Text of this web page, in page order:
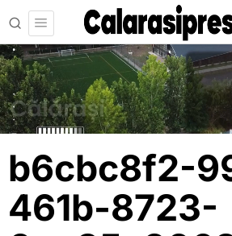
b6cbc8f2-
461b-8723-